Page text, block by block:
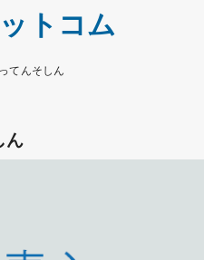
トコム
てんそしん
ん